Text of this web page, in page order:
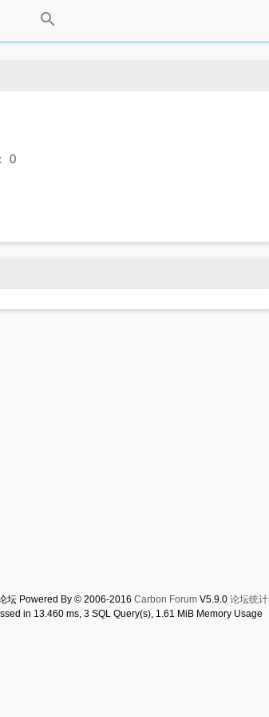
0
坛 Powered By © 2006-2016 Carbon ForumV5.9.0 论坛统计
in 13.460 ms, 3 SQL Query(s), 1.61 MiB Memory Usage